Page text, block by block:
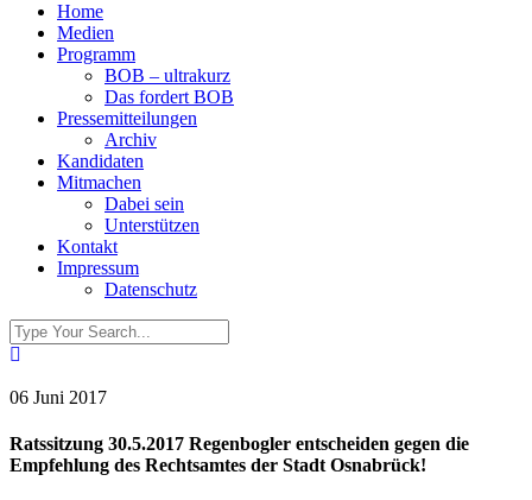
Home
Medien
Programm
BOB – ultrakurz
Das fordert BOB
Pressemitteilungen
Archiv
Kandidaten
Mitmachen
Dabei sein
Unterstützen
Kontakt
Impressum
Datenschutz
06 Juni 2017
Ratssitzung 30.5.2017 Regenbogler entscheiden gegen die
Empfehlung des Rechtsamtes der Stadt Osnabrück!